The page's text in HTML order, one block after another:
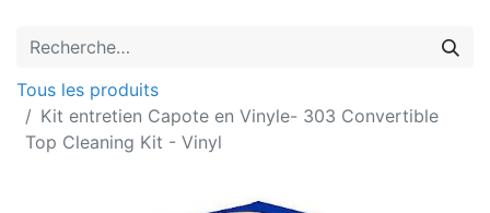
Tous les produits
Kit entretien Capote en Vinyle- 303 Convertible
Top Cleaning Kit - Vinyl